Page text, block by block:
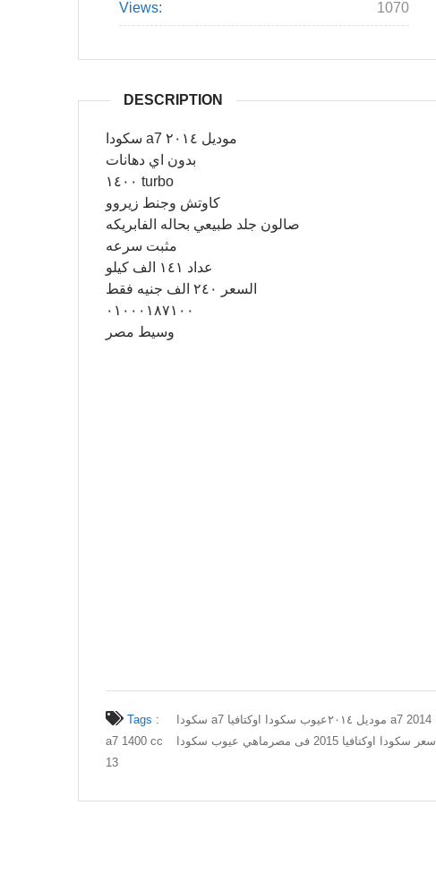
Views: 1070
DESCRIPTION
سكودا a7 موديل ٢٠١٤
بدون اي دهانات
١٤٠٠ turbo
كاوتش وجنط زيروو
صالون جلد طبيعي بحاله الفابريكه
مثبت سرعه
عداد ١٤١ الف كيلو
السعر ٢٤٠ الف جنيه فقط
٠١٠٠٠١٨٧١٠٠
وسيط مصر
Tags : سكودا a7 موديل ٢٠١٤عيوب سكودا اوكتافيا a7 2014
a7 1400 cc
سعر سكودا اوكتافيا 2015 فى مصر
13